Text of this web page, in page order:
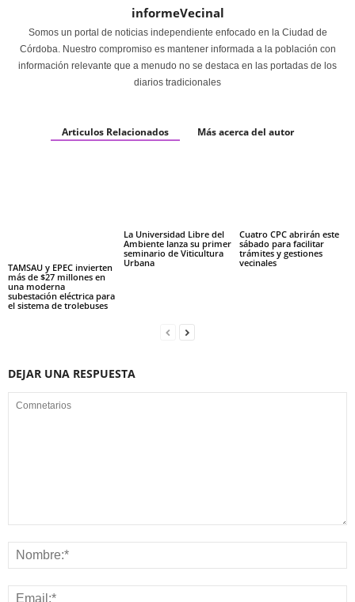
informeVecinal
Somos un portal de noticias independiente enfocado en la Ciudad de
Córdoba. Nuestro compromiso es mantener informada a la población con
información relevante que a menudo no se destaca en las portadas de los
diarios tradicionales
Articulos Relacionados Más acerca del autor
TAMSAU y EPEC invierten
más de $27 millones en
una moderna
subestación eléctrica para
el sistema de trolebuses
La Universidad Libre del
Ambiente lanza su primer
seminario de Viticultura
Urbana
Cuatro CPC abrirán este
sábado para facilitar
trámites y gestiones
vecinales
DEJAR UNA RESPUESTA